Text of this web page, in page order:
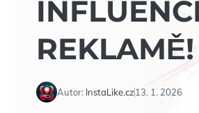
REKLAMĚ!
Autor: InstaLike.cz 13. 1. 2026